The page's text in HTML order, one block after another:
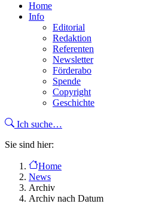
Home
Info
Editorial
Redaktion
Referenten
Newsletter
Förderabo
Spende
Copyright
Geschichte
Ich suche…
Sie sind hier:
Home
News
Archiv
Archiv nach Datum